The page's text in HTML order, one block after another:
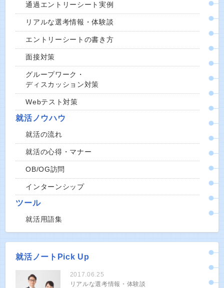
通過エントリーシート実例
リアルな選考情報・体験談
エントリーシートの書き方
面接対策
グループワーク・
ディスカッション対策
Webテスト対策
就活ノウハウ
就活の流れ
就活の心得・マナー
OB/OG訪問
インターンシップ
ツール
就活用語集
就活ノートPick Up
2017.06.25
リアルな選考情報・体験談